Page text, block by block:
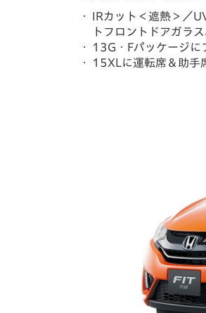
・
IRカット＜遮熱＞／
トフロントドアガラ
・
13G・Fパッケージに
・
15XLに運転席＆助手